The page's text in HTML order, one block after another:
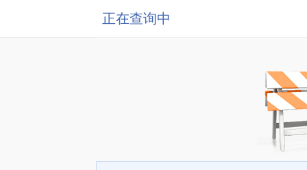
正在查询中